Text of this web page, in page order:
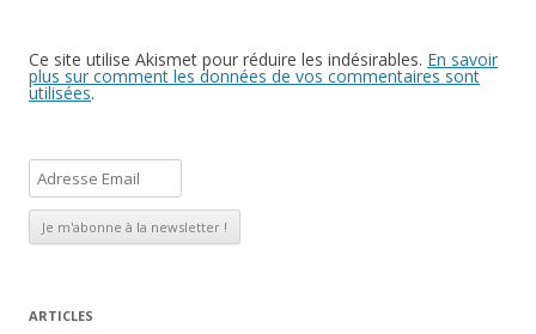
Ce site utilise Akismet pour réduire les indésirables. En savoir
plus sur comment les données de vos commentaires sont
utilisées.
d
s
ARTICLES